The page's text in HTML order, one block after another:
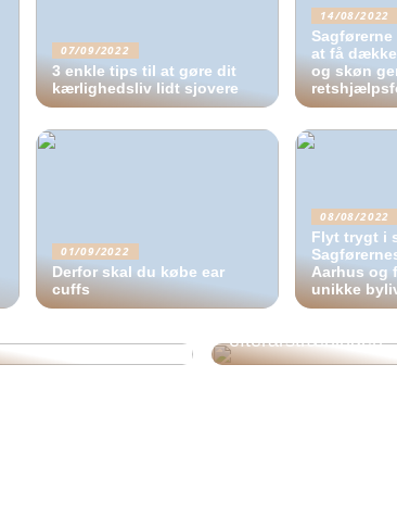
07/09/2022
3 enkle tips til at gøre dit
kærlighedsliv lidt sjovere
01/09/2022
Derfor skal du købe ear
cuffs
14/08/2022
at få
og skøn
08/08/2022
Flyt trygt i
Aarhus og
unikke
efterårstræningen